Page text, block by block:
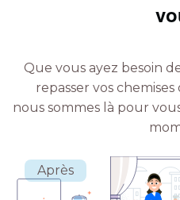
Que vous ayez besoin
repasser vos
nous sommes là pour